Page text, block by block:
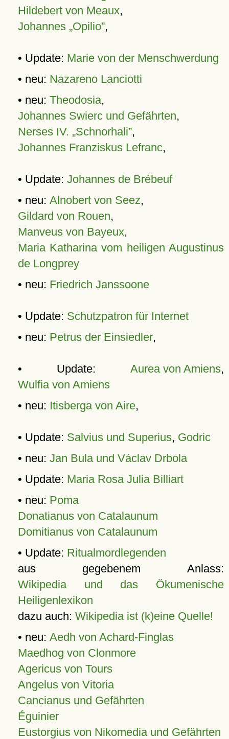
Hildebert von Meaux,
Johannes „Opilio”,
• Update: Marie von der Menschwerdung
• neu: Nazareno Lanciotti
• neu: Theodosia,
Johannes Swierc und Gefährten,
Nerses IV. „Schnorhali”,
Johannes Franziskus Lefranc,
• Update: Johannes de Brébeuf
• neu: Alnobert von Seez,
Gildard von Rouen,
Manveus von Bayeux,
Maria Katharina vom heiligen Augustinus
de Longprey
• neu: Friedrich Janssoone
• Update: Schutzpatron für Internet
• neu: Petrus der Einsiedler,
• Update: Aurea von Amiens,
Wulfia von Amiens
• neu: Itisberga von Aire,
• Update: Salvius und Superius, Godric
• neu: Jan Bula und Václav Drbola
• Update: Maria Rosa Julia Billiart
• neu: Poma
Donatianus von Catalaunum
Domitianus von Catalaunum
• Update: Ritualmordlegenden
aus gegebenem Anlass:
Wikipedia und das Ökumenische
Heiligenlexikon
dazu auch: Wikipedia ist (k)eine Quelle!
• neu: Aedh von Achard-Finglas
Maedhog von Clonmore
Agericus von Tours
Angelus von Vitoria
Cancianus und Gefährten
Éguinier
Eustorgius von Nikomedia und Gefährten